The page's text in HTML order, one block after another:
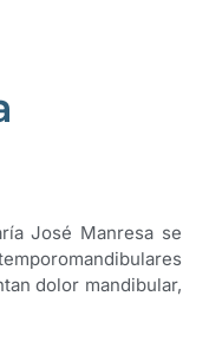
José Manresa se
dolor mandibular,